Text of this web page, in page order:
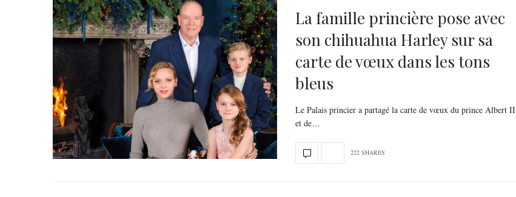
La famille princière pose avec
son chihuahua Harley sur sa
carte de vœux dans les tons
bleus
Le Palais princier a partagé la carte de vœux du prince Albert II
et de…
222 SHARES